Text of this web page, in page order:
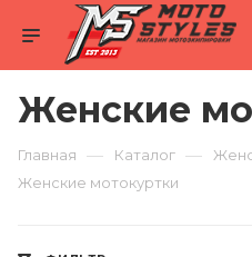
Женские
Главная — Каталог —
Женские мотокуртки